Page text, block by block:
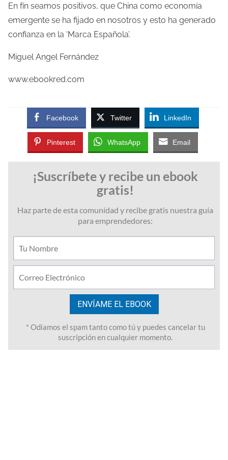
En fín seamos positivos, que China como economía
emergente se ha fijado en nosotros y esto ha generado
confianza en la ‘Marca Española’.
Miguel Angel Fernández
www.ebookred.com
Facebook Twitter LinkedIn
Pinterest WhatsApp Email